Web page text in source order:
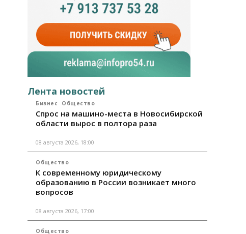
Лента новостей
Бизнес Общество
Спрос на машино-места в Новосибирской
области вырос в полтора раза
08 августа 2026, 18:00
Общество
К современному юридическому
образованию в России возникает много
вопросов
08 августа 2026, 17:00
Общество